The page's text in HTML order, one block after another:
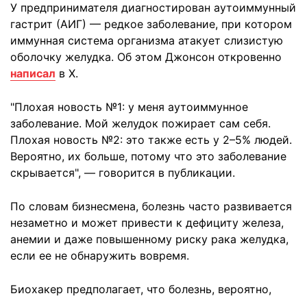
У предпринимателя диагностирован аутоиммунный
гастрит (АИГ) — редкое заболевание, при котором
иммунная система организма атакует слизистую
оболочку желудка. Об этом Джонсон откровенно
написал в Х.
"Плохая новость №1: у меня аутоиммунное
заболевание. Мой желудок пожирает сам себя.
Плохая новость №2: это также есть у 2–5% людей.
Вероятно, их больше, потому что это заболевание
скрывается", — говорится в публикации.
По словам бизнесмена, болезнь часто развивается
незаметно и может привести к дефициту железа,
анемии и даже повышенному риску рака желудка,
если ее не обнаружить вовремя.
Биохакер предполагает, что болезнь, вероятно,